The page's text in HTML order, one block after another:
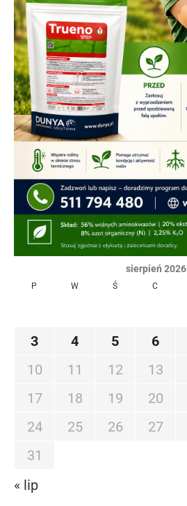
sierpień 2026
P W Ś C
3
4 5 6
10
11 12 13
17
18 19 20
24
25 26 27
31
« lip